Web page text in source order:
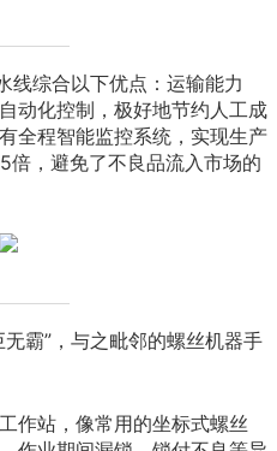
线综合以下优点：运输能力
动化控制，极好地节约人工成
全程智能监控系统，实现生产
，避免了不良品流入市场的
霸”，与之毗邻的螺丝机器手
作站，像常用的坐标式螺丝